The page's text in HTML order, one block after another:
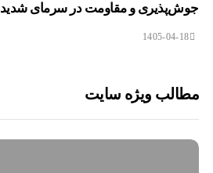
جوش‌پذیری و مقاومت در سرمای شدید
1405-04-18
مطالب ویژه سایت